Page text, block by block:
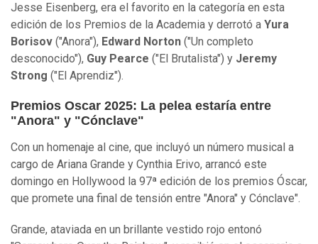
Jesse Eisenberg, era el favorito en la categoría en esta
edición de los Premios de la Academia y derrotó a Yura
Borisov ("Anora"), Edward Norton ("Un completo
desconocido"), Guy Pearce ("El Brutalista") y Jeremy
Strong ("El Aprendiz").
Premios Oscar 2025: La pelea estaría entre
"Anora" y "Cónclave"
Con un homenaje al cine, que incluyó un número musical a
cargo de Ariana Grande y Cynthia Erivo, arrancó este
domingo en Hollywood la 97ª edición de los premios Óscar,
que promete una final de tensión entre "Anora" y Cónclave".
Grande, ataviada en un brillante vestido rojo entonó